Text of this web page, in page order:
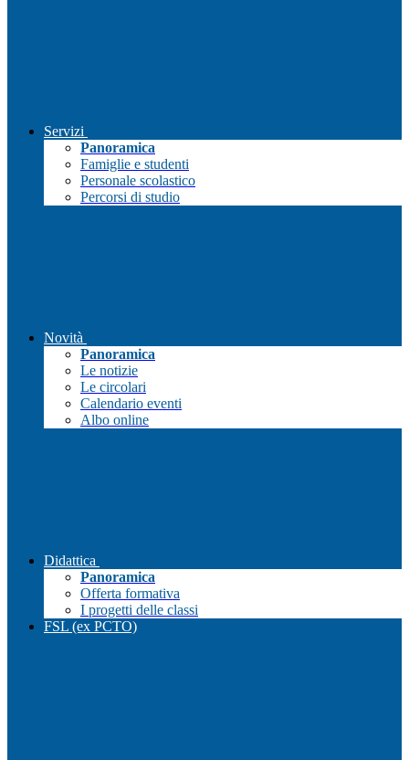
Servizi
Panoramica
Famiglie e studenti
Personale scolastico
Percorsi di studio
Novità
Panoramica
Le notizie
Le circolari
Calendario eventi
Albo online
Didattica
Panoramica
Offerta formativa
I progetti delle classi
FSL (ex PCTO)